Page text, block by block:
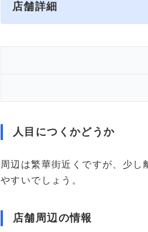
店舗詳細
人目につくかどうか
周辺は繁華街近くですが、少
やすいでしょう。
店舗周辺の情報